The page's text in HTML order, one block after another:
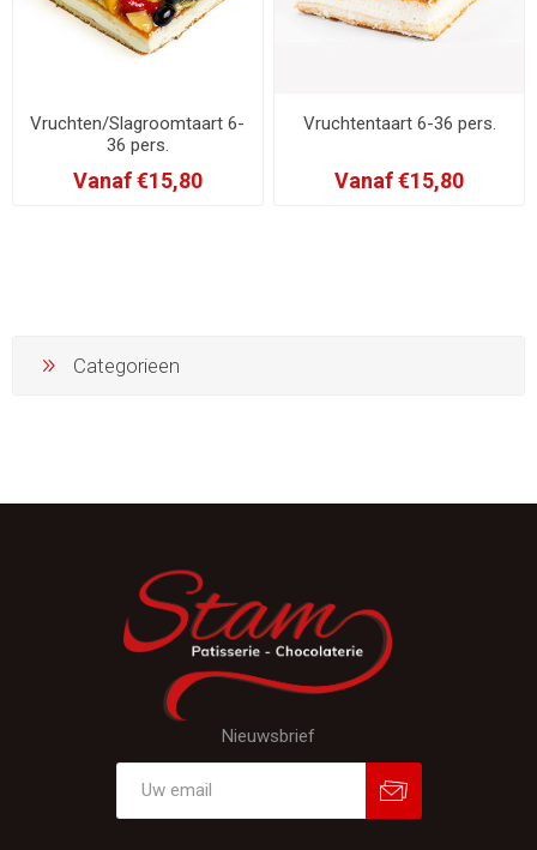
Vruchten/Slagroomtaart 6-
36 pers.
Vanaf €15,80
Vruchtentaart 6-36 pers.
Vanaf €15,80
Categorieen
Nieuwsbrief